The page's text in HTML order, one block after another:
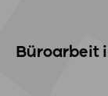
Büroarbeit